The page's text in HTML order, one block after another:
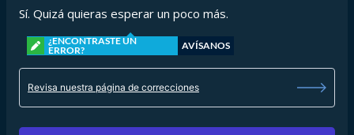
Sí. Quizá quieras esperar un poco más.
¿ENCONTRASTE UN
ERROR?
AVÍSANOS
Revisa nuestra página de correcciones